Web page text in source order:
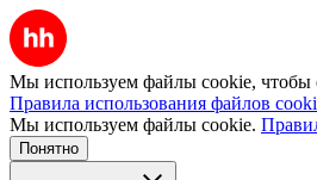
Мы используем файлы cookie, чтобы
Правила использования файлов
Мы используем файлы cookie.
Понятно